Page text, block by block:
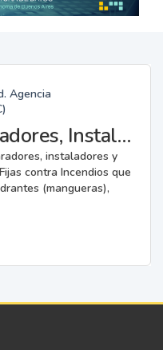
Agencia
Fabricantes, Reparadores, Instaladores y Mantenedores de Instalaciones Fijas contra Incendios.
instaladores y
contra Incendios que
(mangueras),